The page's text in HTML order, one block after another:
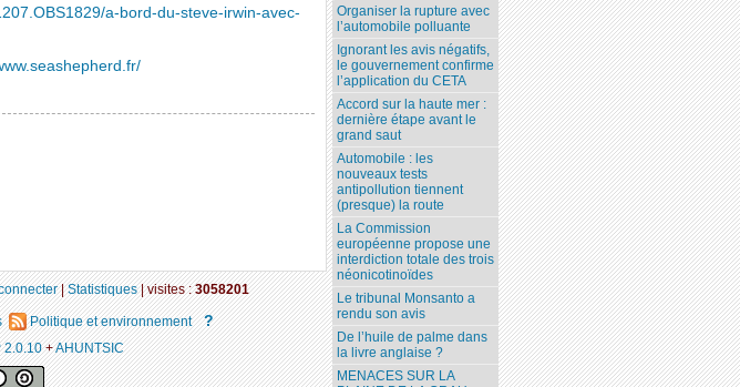
a-bord-du-steve-irwin-avec-
Organiser la rupture avec
l’automobile polluante
Ignorant les avis négatifs,
le gouvernement confirme
l’application du CETA
Accord sur la haute mer :
dernière étape avant le
grand saut
Automobile : les
nouveaux tests
antipollution tiennent
(presque) la route
La Commission
européenne propose une
interdiction totale des trois
néonicotinoïdes
Le tribunal Monsanto a
rendu son avis
De l’huile de palme dans
la livre anglaise ?
MENACES SUR LA
|Statistiques|visites :3058201
Politique et environnement ?
2.0.10+AHUNTSIC